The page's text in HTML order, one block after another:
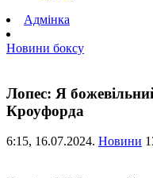
Адмінка
Новини боксу
Лопес: Я
Кроуфорда
6:15, 16.07.2024. Новини